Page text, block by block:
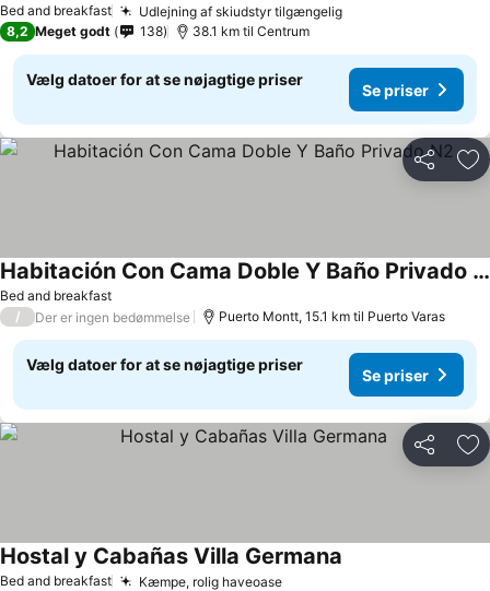
Bed and breakfast Udlejning af skiudstyr tilgængelig
8,2 Meget godt 138 38.1 km til Centrum
Vælg datoer for at se nøjagtige priser
Se priser
Del
Bed and breakfast
Habitación Con Cama Doble Y Baño Privado N2
/ Der er ingen bedømmelse Puerto Montt, 15.1 km til Puerto Varas
Vælg datoer for at se nøjagtige priser
Se priser
Del
Bed and breakfast Kæmpe, rolig haveoase
Hostal y Cabañas Villa Germana